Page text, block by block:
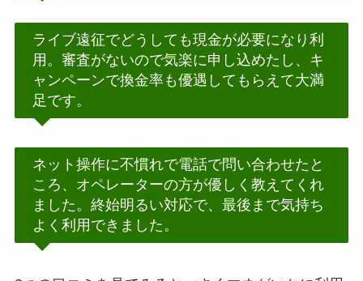
ライブ遠征でどうしても現金が必要になり利
用。審査がないので気楽に申し込めたし、キ
ャンペーンで換金率も優遇してもらえて大満
足です。
ネット操作に不慣れで電話で問い合わせたと
ころ、オペレーターの方が優しく教えてくれ
ました。終始明るい対応で、最後まで気持ち
よく利用できました。